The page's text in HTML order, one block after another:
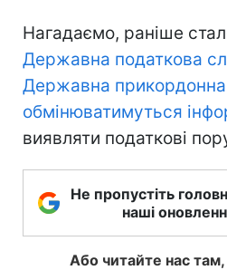
Нагадаємо, раніше
Державна податкова
Державна
обмінюватимуться
виявляти податкові
Не пропустіть
наші
Або читайте нас